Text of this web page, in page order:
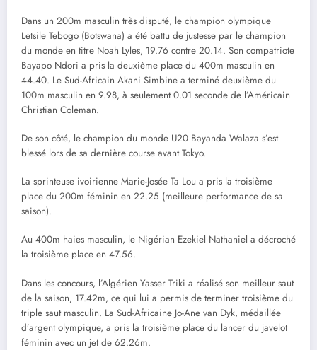
Dans un 200m masculin très disputé, le champion olympique
Letsile Tebogo (Botswana) a été battu de justesse par le champion
du monde en titre Noah Lyles, 19.76 contre 20.14. Son compatriote
Bayapo Ndori a pris la deuxième place du 400m masculin en
44.40. Le Sud-Africain Akani Simbine a terminé deuxième du
100m masculin en 9.98, à seulement 0.01 seconde de l’Américain
Christian Coleman.
De son côté, le champion du monde U20 Bayanda Walaza s’est
blessé lors de sa dernière course avant Tokyo.
La sprinteuse ivoirienne Marie-Josée Ta Lou a pris la troisième
place du 200m féminin en 22.25 (meilleure performance de sa
saison).
Au 400m haies masculin, le Nigérian Ezekiel Nathaniel a décroché
la troisième place en 47.56.
Dans les concours, l’Algérien Yasser Triki a réalisé son meilleur saut
de la saison, 17.42m, ce qui lui a permis de terminer troisième du
triple saut masculin. La Sud-Africaine Jo-Ane van Dyk, médaillée
d’argent olympique, a pris la troisième place du lancer du javelot
féminin avec un jet de 62.26m.